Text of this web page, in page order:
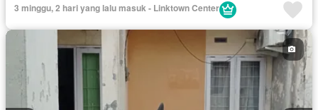
3 minggu, 2 hari yang lalu masuk - Linktown Center